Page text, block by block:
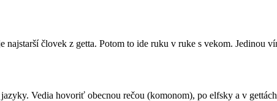
najstarší človek z getta. Potom to ide ruku v ruke s vekom. Jedinou
Vedia hovoriť obecnou rečou (komonom), po elfsky a v